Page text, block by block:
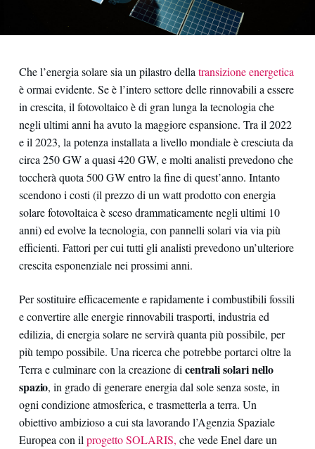
Che l’energia solare sia un pilastro della transizione energetica
è ormai evidente. Se è l’intero settore delle rinnovabili a essere
in crescita, il fotovoltaico è di gran lunga la tecnologia che
negli ultimi anni ha avuto la maggiore espansione. Tra il 2022
e il 2023, la potenza installata a livello mondiale è cresciuta da
circa 250 GW a quasi 420 GW, e molti analisti prevedono che
toccherà quota 500 GW entro la fine di quest’anno. Intanto
scendono i costi (il prezzo di un watt prodotto con energia
solare fotovoltaica è sceso drammaticamente negli ultimi 10
anni) ed evolve la tecnologia, con pannelli solari via via più
efficienti. Fattori per cui tutti gli analisti prevedono un’ulteriore
crescita esponenziale nei prossimi anni.
Per sostituire efficacemente e rapidamente i combustibili fossili
e convertire alle energie rinnovabili trasporti, industria ed
edilizia, di energia solare ne servirà quanta più possibile, per
più tempo possibile. Una ricerca che potrebbe portarci oltre la
Terra e culminare con la creazione di centrali solari nello
spazio, in grado di generare energia dal sole senza soste, in
ogni condizione atmosferica, e trasmetterla a terra. Un
obiettivo ambizioso a cui sta lavorando l’Agenzia Spaziale
Europea con il progetto SOLARIS, che vede Enel dare un